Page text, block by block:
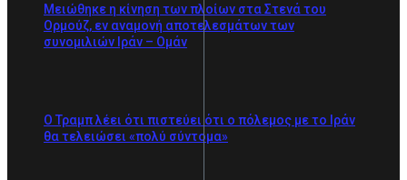
Μειώθηκε η κίνηση των πλοίων στα Στενά του
Ορμούζ, εν αναμονή αποτελεσμάτων των
συνομιλιών Ιράν – Ομάν
Ο Τραμπ λέει ότι πιστεύει ότι ο πόλεμος με το Ιράν
θα τελειώσει «πολύ σύντομα»